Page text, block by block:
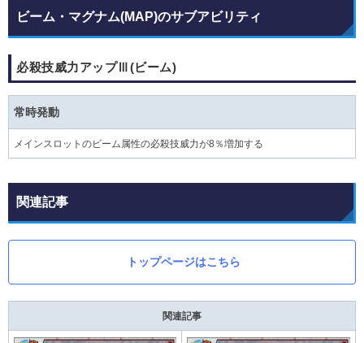
ビーム・マグナム(MAP)のサブアビリティ
必殺技威力アップⅢ(ビーム)
常時発動
メインスロットのビーム属性の必殺技威力が8％増加する
関連記事
トップページはこちら
関連記事